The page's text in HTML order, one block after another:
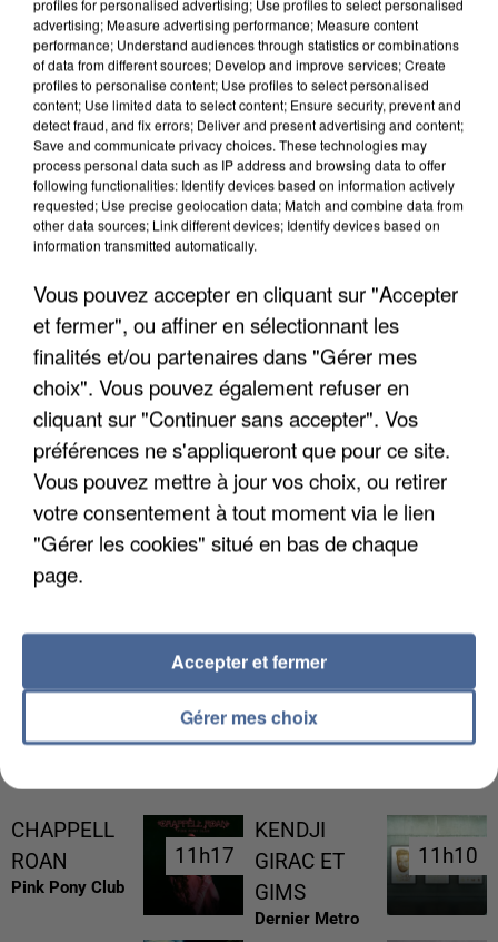
UNE TOURISTE DE L’OISE EMPORTÉE PAR UNE
COULÉE DE BOUE EN HAUTE-SAVOIE
CHAPPELL
ROAN
Pink Pony Club
11h17
11h17
KENDJI
GIRAC ET
GIMS
Dernier Metro
11h10
11h10
profiles for personalised advertising; Use profiles to select personalised
advertising; Measure advertising performance; Measure content
performance; Understand audiences through statistics or combinations
of data from different sources; Develop and improve services; Create
profiles to personalise content; Use profiles to select personalised
content; Use limited data to select content; Ensure security, prevent and
detect fraud, and fix errors; Deliver and present advertising and content;
Save and communicate privacy choices. These technologies may
process personal data such as IP address and browsing data to offer
following functionalities: Identify devices based on information actively
requested; Use precise geolocation data; Match and combine data from
other data sources; Link different devices; Identify devices based on
information transmitted automatically.
Vous pouvez accepter en cliquant sur "Accepter
et fermer", ou affiner en sélectionnant les
finalités et/ou partenaires dans "Gérer mes
choix". Vous pouvez également refuser en
cliquant sur "Continuer sans accepter". Vos
préférences ne s'appliqueront que pour ce site.
Vous pouvez mettre à jour vos choix, ou retirer
votre consentement à tout moment via le lien
"Gérer les cookies" situé en bas de chaque
page.
Gérer mes choix
Accepter et fermer